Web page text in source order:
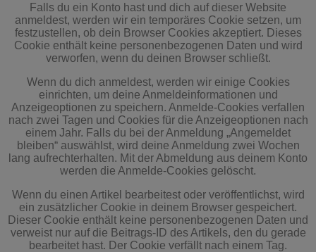
Falls du ein Konto hast und dich auf dieser Website
anmeldest, werden wir ein temporäres Cookie setzen, um
festzustellen, ob dein Browser Cookies akzeptiert. Dieses
Cookie enthält keine personenbezogenen Daten und wird
verworfen, wenn du deinen Browser schließt.
Wenn du dich anmeldest, werden wir einige Cookies
einrichten, um deine Anmeldeinformationen und
Anzeigeoptionen zu speichern. Anmelde-Cookies verfallen
nach zwei Tagen und Cookies für die Anzeigeoptionen nach
einem Jahr. Falls du bei der Anmeldung „Angemeldet
bleiben“ auswählst, wird deine Anmeldung zwei Wochen
lang aufrechterhalten. Mit der Abmeldung aus deinem Konto
werden die Anmelde-Cookies gelöscht.
Wenn du einen Artikel bearbeitest oder veröffentlichst, wird
ein zusätzlicher Cookie in deinem Browser gespeichert.
Dieser Cookie enthält keine personenbezogenen Daten und
verweist nur auf die Beitrags-ID des Artikels, den du gerade
bearbeitet hast. Der Cookie verfällt nach einem Tag.